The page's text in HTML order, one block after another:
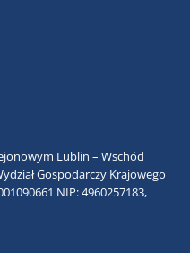
Lublin – Wschód
Gospodarczy Krajowego
NIP: 4960257183,